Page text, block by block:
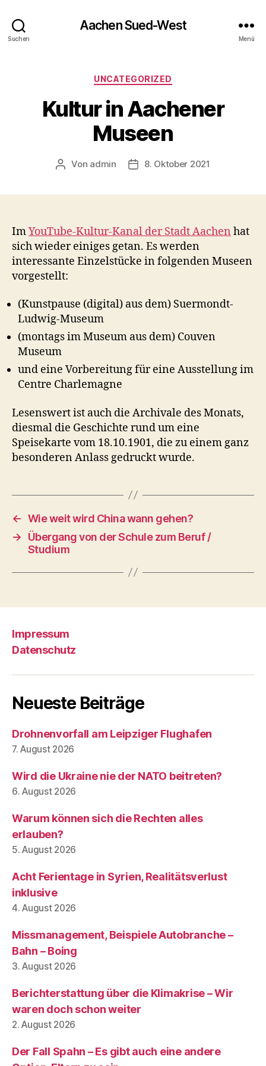
Suchen
Aachen Sued-West
Menü
Kategorien
UNCATEGORIZED
Kultur in Aachener
Museen
Beitragsautor
Von admin Veröffentlichungsdatum
8. Oktober 2021
ImYouTube-Kultur-Kanal der Stadt Aachen hat
sich wieder einiges getan. Es werden
interessante Einzelstücke in folgenden Museen
vorgestellt:
(Kunstpause (digital) aus dem) Suermondt-
Ludwig-Museum
(montags im Museum aus dem) Couven
Museum
und eine Vorbereitung für eine Ausstellung im
Centre Charlemagne
Lesenswert ist auch die Archivale des Monats,
diesmal die Geschichte rund um eine
Speisekarte vom 18.10.1901, die zu einem ganz
besonderen Anlass gedruckt wurde.
← Wie weit wird China wann gehen?
→
Übergang von der Schule zum Beruf /
Studium
Impressum
Datenschutz
Neueste Beiträge
Drohnenvorfall am Leipziger Flughafen
7. August 2026
Wird die Ukraine nie der NATO beitreten?
6. August 2026
Warum können sich die Rechten alles
erlauben?
5. August 2026
Acht Ferientage in Syrien, Realitätsverlust
inklusive
4. August 2026
Missmanagement, Beispiele Autobranche –
Bahn – Boing
3. August 2026
Berichterstattung über die Klimakrise – Wir
waren doch schon weiter
2. August 2026
Der Fall Spahn – Es gibt auch eine andere